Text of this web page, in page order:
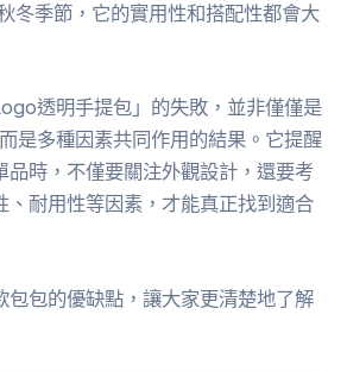
冬季節，它的實用性和搭配性都會大
透明手提包」的失敗，並非僅僅是
是多種因素共同作用的結果。它提醒
品時，不僅要關注外觀設計，還要考
、耐用性等因素，才能真正找到適合
包包的優缺點，讓大家更清楚地了解